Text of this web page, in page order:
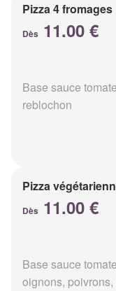
Pizza 4 fromages
Dès 11.00 €
Base sauce
reblochon
Pizza
Dès 11.00 €
Base sauce
oignons,